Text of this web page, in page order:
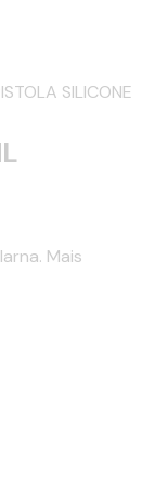
SILICONE
Mais